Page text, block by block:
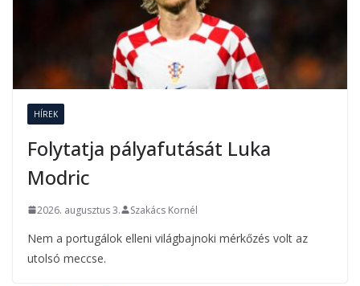
HÍREK
Folytatja pályafutását Luka
Modric
2026. augusztus 3. Szakács Kornél
Nem a portugálok elleni világbajnoki mérkőzés volt az
utolsó meccse.